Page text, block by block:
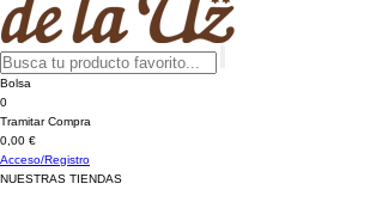
Bolsa
0
Tramitar Compra
0,00 €
Acceso/Registro
NUESTRAS TIENDAS